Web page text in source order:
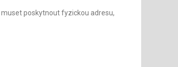
poskytnout fyzickou adresu,